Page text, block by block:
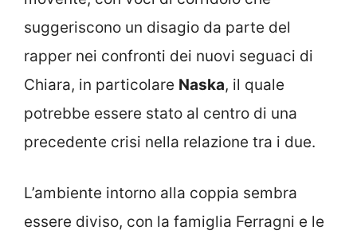
suggeriscono un disagio da parte del
rapper nei confronti dei nuovi seguaci di
Chiara, in particolare Naska, il quale
potrebbe essere stato al centro di una
precedente crisi nella relazione tra i due.
L’ambiente intorno alla coppia sembra
essere diviso, con la famiglia Ferragni e le